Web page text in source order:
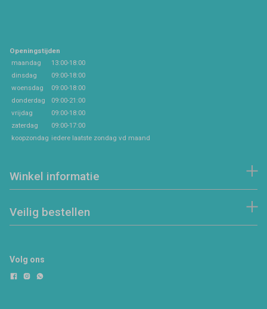
Openingstijden
maandag
13:00-18:00
dinsdag
09:00-18:00
woensdag
09:00-18:00
donderdag
09:00-21:00
vrijdag
09:00-18:00
zaterdag
09:00-17:00
koopzondag iedere laatste zondag vd maand
Winkel informatie
Veilig bestellen
Volg ons